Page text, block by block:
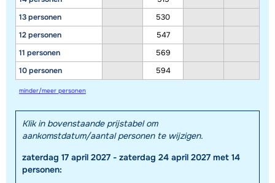
13 personen
12 personen
11 personen
10 personen
530
547
569
594
minder/meer personen
Klik in bovenstaande prijstabel om
aankomstdatum/aantal personen te wijzigen.
zaterdag 17 april 2027 - zaterdag 24 april 2027 met 14
personen: